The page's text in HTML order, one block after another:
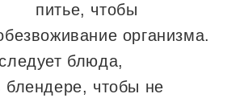
питье, чтобы
организма.
блюда,
блендере, чтобы не